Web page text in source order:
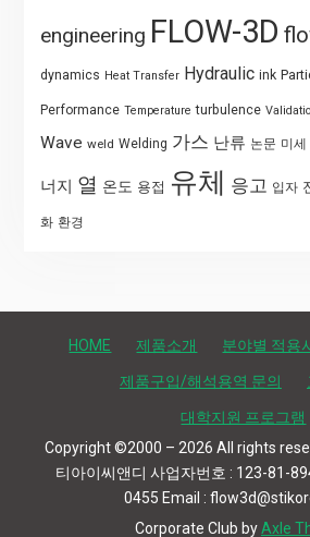
engineering FLOW-3D
dynamics Heat Transfer Hydraulic ink
Performance Temperature turbulence
Wave weld Welding 가스 난류 논문 미세
너지 열 온도 용접 유체 응고 입자
화 환경
HOME 제품소개 분야별 적용
제품구입/해석용역 문의
대학지원 프로그램
Copyright ©2000 – 2026 All rights
티아이씨앤디 사업자번호 : 123-81-
0455 Email :
Corporate Club byAxle